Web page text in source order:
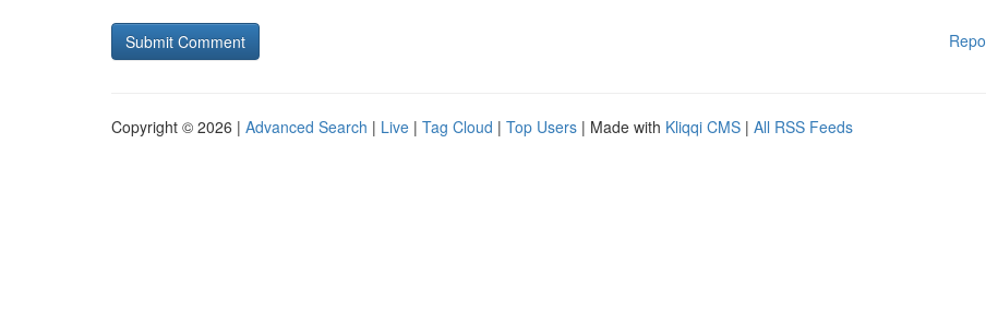
Copyright © 2026 | Advanced Search | Live | Tag Cloud | Top Users | Made with Kliqqi CMS | All RSS Feeds